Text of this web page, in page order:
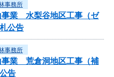
事務所
事業 水梨谷地区工事（ゼ
公告
事務所
事業 荒倉洞地区工事（補
告